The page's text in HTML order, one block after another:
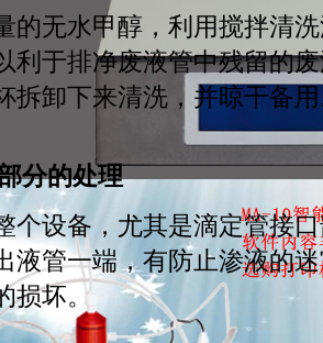
的无水甲醇，利用搅拌清
利于排净废液管中残留的
拆卸下来清洗，并晾干备
分的处理
个设备，尤其是滴定管接
液管一端，有防止渗液的
损坏。